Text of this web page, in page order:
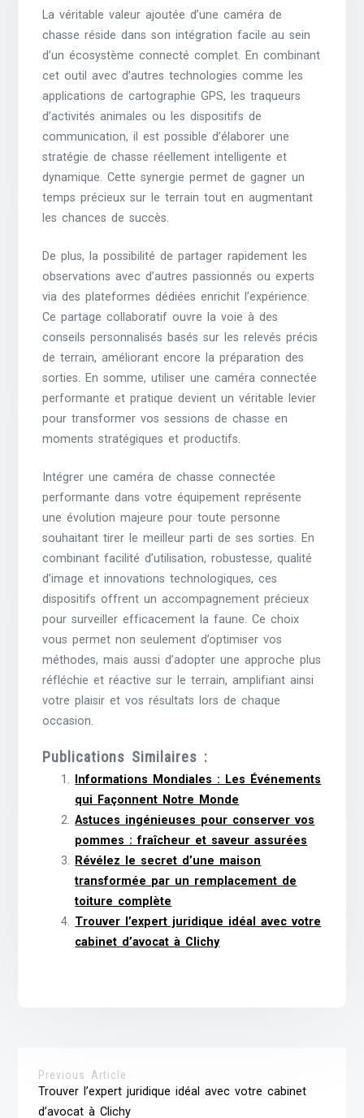
La véritable valeur ajoutée d’une caméra de
chasse réside dans son intégration facile au sein
d’un écosystème connecté complet. En combinant
cet outil avec d’autres technologies comme les
applications de cartographie GPS, les traqueurs
d’activités animales ou les dispositifs de
communication, il est possible d’élaborer une
stratégie de chasse réellement intelligente et
dynamique. Cette synergie permet de gagner un
temps précieux sur le terrain tout en augmentant
les chances de succès.
De plus, la possibilité de partager rapidement les
observations avec d’autres passionnés ou experts
via des plateformes dédiées enrichit l’expérience.
Ce partage collaboratif ouvre la voie à des
conseils personnalisés basés sur les relevés précis
de terrain, améliorant encore la préparation des
sorties. En somme, utiliser une caméra connectée
performante et pratique devient un véritable levier
pour transformer vos sessions de chasse en
moments stratégiques et productifs.
Intégrer une caméra de chasse connectée
performante dans votre équipement représente
une évolution majeure pour toute personne
souhaitant tirer le meilleur parti de ses sorties. En
combinant facilité d’utilisation, robustesse, qualité
d’image et innovations technologiques, ces
dispositifs offrent un accompagnement précieux
pour surveiller efficacement la faune. Ce choix
vous permet non seulement d’optimiser vos
méthodes, mais aussi d’adopter une approche plus
réfléchie et réactive sur le terrain, amplifiant ainsi
votre plaisir et vos résultats lors de chaque
occasion.
Publications Similaires :
Informations Mondiales : Les Événements
qui Façonnent Notre Monde
Astuces ingénieuses pour conserver vos
pommes : fraîcheur et saveur assurées
Révélez le secret d’une maison
transformée par un remplacement de
toiture complète
Trouver l’expert juridique idéal avec votre
cabinet d’avocat à Clichy
Previous Article
Trouver l’expert juridique idéal avec votre cabinet
d’avocat à Clichy